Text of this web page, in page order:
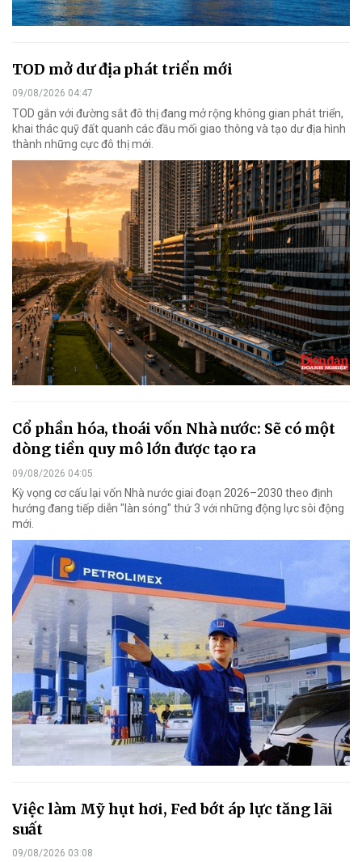
TOD mở dư địa phát triển mới
09/08/2026 04:47
TOD gắn với đường sắt đô thị đang mở rộng không gian phát triển,
khai thác quỹ đất quanh các đầu mối giao thông và tạo dư địa hình
thành những cực đô thị mới.
Cổ phần hóa, thoái vốn Nhà nước: Sẽ có một
dòng tiền quy mô lớn được tạo ra
09/08/2026 04:05
Kỳ vọng cơ cấu lại vốn Nhà nước giai đoạn 2026–2030 theo định
hướng đang tiếp diễn "làn sóng" thứ 3 với những động lực sôi động
mới.
Việc làm Mỹ hụt hơi, Fed bớt áp lực tăng lãi
suất
09/08/2026 03:08